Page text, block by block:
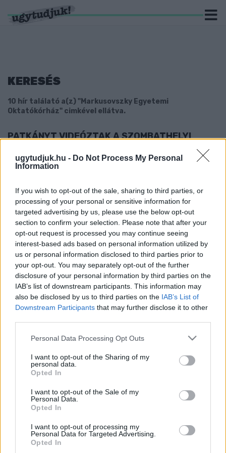
ugytudjuk.hu - Do Not Process My Personal
Information
If you wish to opt-out of the sale, sharing to third parties, or
processing of your personal or sensitive information for
targeted advertising by us, please use the below opt-out
section to confirm your selection. Please note that after your
opt-out request is processed you may continue seeing
interest-based ads based on personal information utilized by
us or personal information disclosed to third parties prior to
your opt-out. You may separately opt-out of the further
disclosure of your personal information by third parties on the
IAB’s list of downstream participants. This information may
also be disclosed by us to third parties on the IAB’s List of
Downstream Participants that may further disclose it to other
Please note that this website/app uses one or more Google
not limited to your visit or usage behaviour. You may click to
grant or deny consent to Google and its third-party tags to
use your data for below specified purposes in below Google
consent section.
Personal Data Processing Opt Outs
I want to opt-out of the Sharing of my
personal data.
Opted In
I want to opt-out of the Sale of my
Personal Data.
Opted In
I want to opt-out of processing my
Personal Data for Targeted Advertising.
Opted In
KERESÉS
10 hír találató a(z) "Markusovszky Egyetemi
Oktatókórház" cimkével ellátva.
PATKÁNYT VIDEÓZTAK A SZOMBATHELYI
2026. július. 23. 09:39
Valóban elborzasztó látvány, de ezer meg egy oka lehet, hogy
LIPPAI NORBERT A MARKUSOVSZKY KÓRHÁZ
ÚJ FŐIGAZGATÓJA
2025. január. 23. 15:18
Január 15-től tölti be a tisztséget.
ELBONTJÁK A SZOMBATHELYI KÓRHÁZ
ROZOGA FAHÍDJÁT
2024. október. 30. 16:15
Változik a gyalogosforgalom rendje.
FÉL ÉVVEL DIAGNÓZISA UTÁN KEZDTÉK CSAK
EL GYÓGYKEZELÉSÉT EGY DAGANATOS
KÖRMENDI NŐNEK, MOST ÁLLAPOTA MIATT
KELLETT FELFÜGGESZTENI A KEMOTERÁPIÁT
2024. október. 24. 19:07
betegen ez már nem segített.
ÚJRA KÖTELEZŐ A MASZK HASZNÁLAT A
2024. október. 22. 17:30
Már mától él a szigorítás.
A SZOMBATHELYI KÓRHÁZ VEZETŐI
POSZTJÁRA IS KIÍRTAK PÁLYÁZATOT
2024. augusztus. 14. 08:23